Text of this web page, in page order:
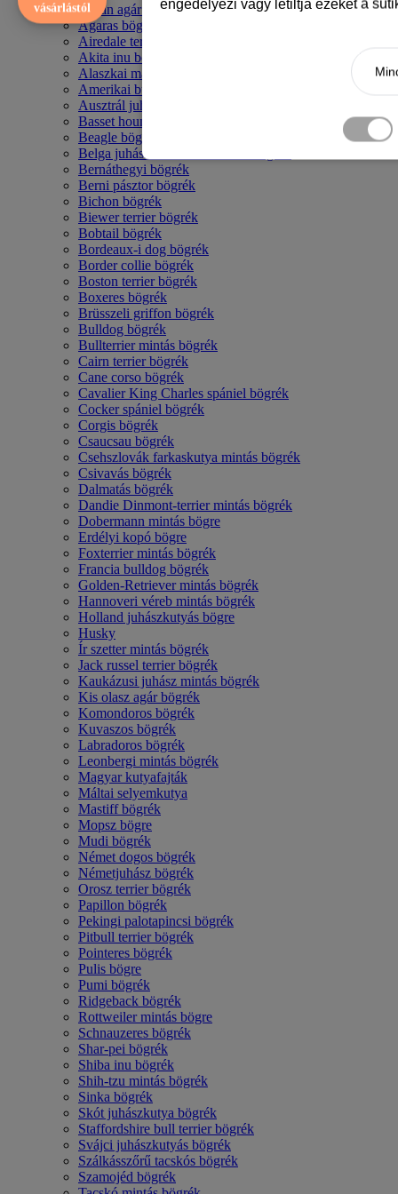
Afgán agár bögrék
Agaras bögrék
Airedale terrier mintás bögre
Akita inu bögrék
Alaszkai malamut bögrék
Amerikai bulldog mintás bögrék
Ausztrál juhászkutya bögrék
Basset hound mintás bögrék
Beagle bögrék
Belga juhász - malinois mintás bögrék
Bernáthegyi bögrék
Berni pásztor bögrék
Bichon bögrék
Biewer terrier bögrék
Bobtail bögrék
Bordeaux-i dog bögrék
Border collie bögrék
Boston terrier bögrék
Boxeres bögrék
Brüsszeli griffon bögrék
Bulldog bögrék
Bullterrier mintás bögrék
Cairn terrier bögrék
Cane corso bögrék
Cavalier King Charles spániel bögrék
Cocker spániel bögrék
Corgis bögrék
Csaucsau bögrék
Csehszlovák farkaskutya mintás bögrék
Csivavás bögrék
Dalmatás bögrék
Dandie Dinmont-terrier mintás bögrék
Dobermann mintás bögre
Erdélyi kopó bögre
Foxterrier mintás bögrék
Francia bulldog bögrék
Golden-Retriever mintás bögrék
Hannoveri véreb mintás bögrék
Holland juhászkutyás bögre
Husky
Ír szetter mintás bögrék
Jack russel terrier bögrék
Kaukázusi juhász mintás bögrék
Kis olasz agár bögrék
Komondoros bögrék
Kuvaszos bögrék
Labradoros bögrék
Leonbergi mintás bögrék
Magyar kutyafajták
Máltai selyemkutya
Mastiff bögrék
Mopsz bögre
Mudi bögrék
Német dogos bögrék
Németjuhász bögrék
Orosz terrier bögrék
Papillon bögrék
Pekingi palotapincsi bögrék
Pitbull terrier bögrék
Pointeres bögrék
Pulis bögre
Pumi bögrék
Ridgeback bögrék
Rottweiler mintás bögre
Schnauzeres bögrék
Shar-pei bögrék
Shiba inu bögrék
Shih-tzu mintás bögrék
Sinka bögrék
Skót juhászkutya bögrék
Staffordshire bull terrier bögrék
Svájci juhászkutyás bögrék
Szálkásszőrű tacskós bögrék
Szamojéd bögrék
vásárlástól
engedélyezi vagy letiltja ezeket a